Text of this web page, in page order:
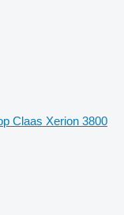
Claas Xerion 3800